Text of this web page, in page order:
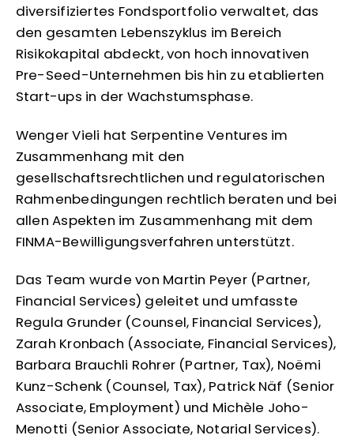
diversifiziertes Fondsportfolio verwaltet, das
den gesamten Lebenszyklus im Bereich
Risikokapital abdeckt, von hoch innovativen
Pre-Seed-Unternehmen bis hin zu etablierten
Start-ups in der Wachstumsphase.
Wenger Vieli hat Serpentine Ventures im
Zusammenhang mit den
gesellschaftsrechtlichen und regulatorischen
Rahmenbedingungen rechtlich beraten und bei
allen Aspekten im Zusammenhang mit dem
FINMA-Bewilligungsverfahren unterstützt.
Das Team wurde von Martin Peyer (Partner,
Financial Services) geleitet und umfasste
Regula Grunder (Counsel, Financial Services),
Zarah Kronbach (Associate, Financial Services),
Barbara Brauchli Rohrer (Partner, Tax), Noëmi
Kunz-Schenk (Counsel, Tax), Patrick Näf (Senior
Associate, Employment) und Michèle Joho-
Menotti (Senior Associate, Notarial Services).